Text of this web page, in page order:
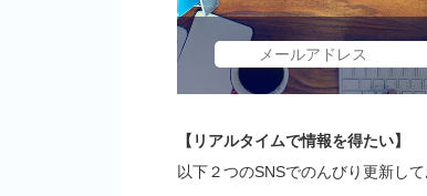
【リアルタイムで情報を得たい】
以下２つのSNSでのんびり更新し